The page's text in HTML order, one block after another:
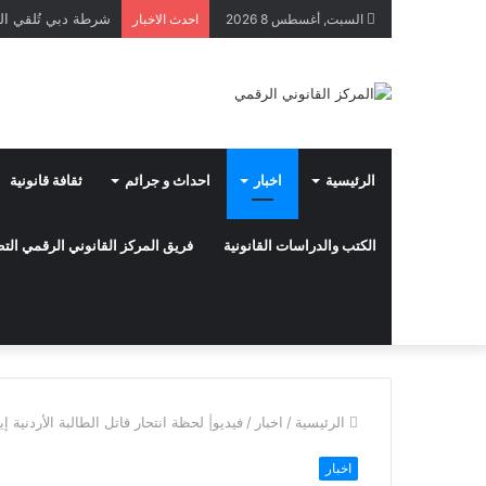
السبت, أغسطس 8 2026 احدث الاخبار
الرئيسية اخبار احداث و جرائم ثقافة قانونية
الكتب والدراسات القانونية فريق المركز القانوني الرقمي
الرئيسية / اخبار / فيديو| لحظة انتحار قاتل الطالبة الأردنية
اخبار